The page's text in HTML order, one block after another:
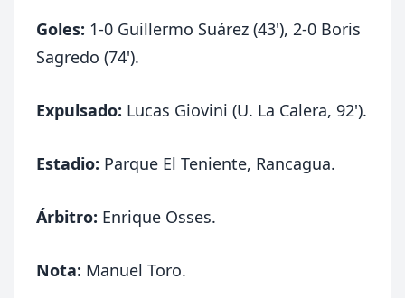
Goles: 1-0 Guillermo Suárez (43'), 2-0 Boris
Sagredo (74').
Expulsado: Lucas Giovini (U. La Calera, 92').
Estadio: Parque El Teniente, Rancagua.
Árbitro: Enrique Osses.
Nota: Manuel Toro.